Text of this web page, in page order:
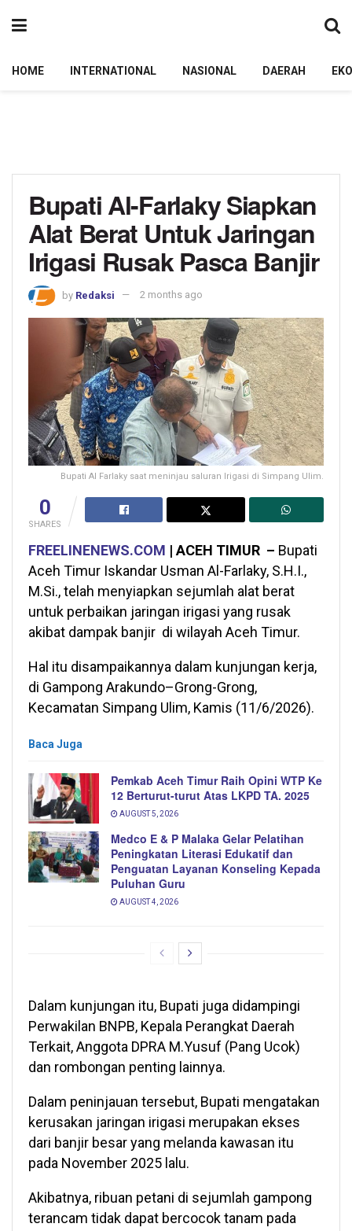
HOME INTERNATIONAL NASIONAL DAERAH
Bupati Al-Farlaky Siapkan
Alat Berat Untuk Jaringan
Irigasi Rusak Pasca Banjir
by Redaksi 2 months ago
Bupati Al Farlaky saat meninjau saluran Irigasi di Simpang Ulim.
0
SHARES
FREELINENEWS.COM | ACEH TIMUR – Bupati
Aceh Timur Iskandar Usman Al-Farlaky, S.H.I.,
M.Si., telah menyiapkan sejumlah alat berat
untuk perbaikan jaringan irigasi yang rusak
akibat dampak banjir di wilayah Aceh Timur.
Hal itu disampaikannya dalam kunjungan kerja,
di Gampong Arakundo–Grong-Grong,
Kecamatan Simpang Ulim, Kamis (11/6/2026).
Baca Juga
Pemkab Aceh Timur Raih Opini WTP Ke
12 Berturut-turut Atas LKPD TA. 2025
AUGUST 5, 2026
Medco E & P Malaka Gelar Pelatihan
Peningkatan Literasi Edukatif dan
Penguatan Layanan Konseling Kepada
Puluhan Guru
AUGUST 4, 2026
Dalam kunjungan itu, Bupati juga didampingi
Perwakilan BNPB, Kepala Perangkat Daerah
Terkait, Anggota DPRA M.Yusuf (Pang Ucok)
dan rombongan penting lainnya.
Dalam peninjauan tersebut, Bupati mengatakan
kerusakan jaringan irigasi merupakan ekses
dari banjir besar yang melanda kawasan itu
pada November 2025 lalu.
Akibatnya, ribuan petani di sejumlah gampong
terancam tidak dapat bercocok tanam pada